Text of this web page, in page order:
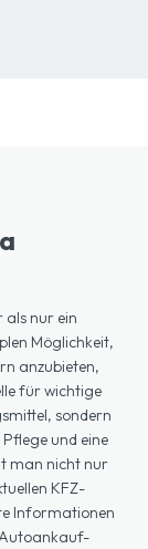
nur ein
Möglichkeit,
anzubieten,
für wichtige
sondern
und eine
man nicht nur
KFZ-
Informationen